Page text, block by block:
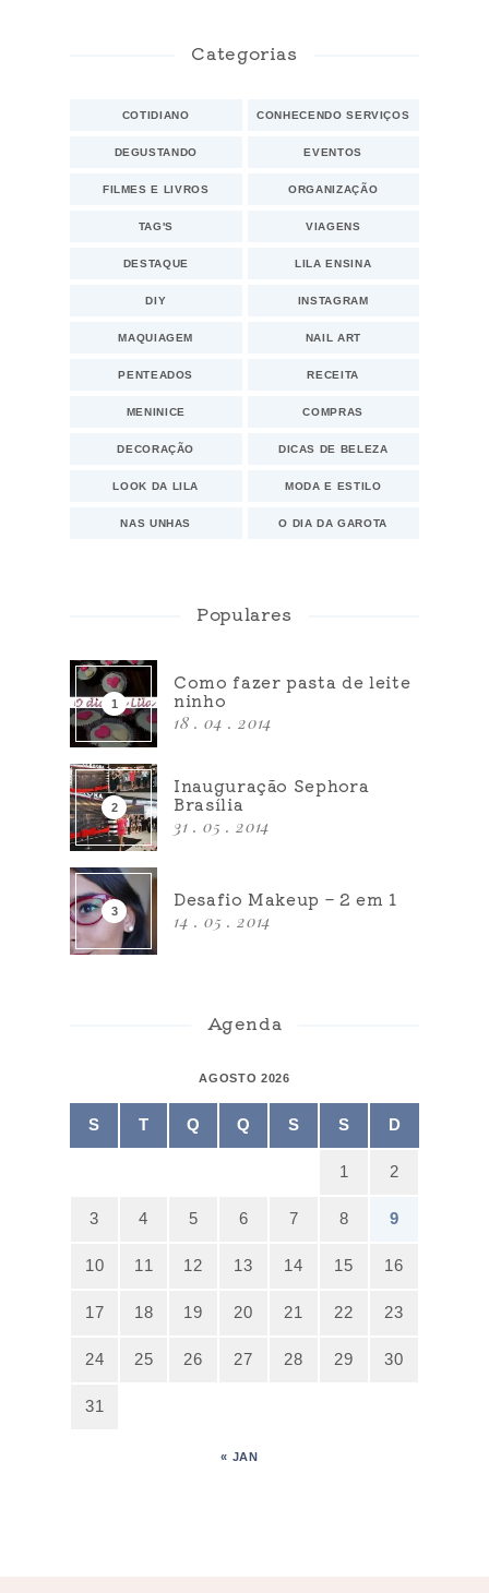
Categorias
COTIDIANO CONHECENDO SERVIÇOS
DEGUSTANDO EVENTOS
FILMES E LIVROS ORGANIZAÇÃO
TAG'S VIAGENS
DESTAQUE LILA ENSINA
DIY INSTAGRAM
MAQUIAGEM NAIL ART
PENTEADOS RECEITA
MENINICE COMPRAS
DECORAÇÃO DICAS DE BELEZA
LOOK DA LILA MODA E ESTILO
NAS UNHAS O DIA DA GAROTA
Populares
Como fazer pasta de leite
ninho
18 . 04 . 2014
Inauguração Sephora
Brasília
31 . 05 . 2014
Desafio Makeup – 2 em 1
14 . 05 . 2014
Agenda
AGOSTO 2026
S T Q Q S S D
1 2
3 4 5 6 7 8 9
10 11 12 13 14 15 16
17 18 19 20 21 22 23
24 25 26 27 28 29 30
31
« JAN